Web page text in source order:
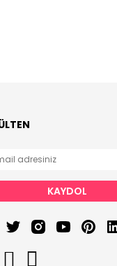
KAYDOL